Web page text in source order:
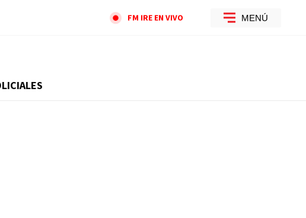
FM IRE EN VIVO MENÚ